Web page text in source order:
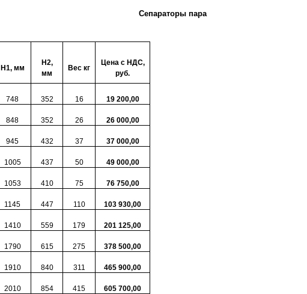
Сепараторы пара
H1, мм
H2,
мм
Вес кг
Цена с НДС,
руб.
748 352 16 19 200,00
848 352 26 26 000,00
945 432 37 37 000,00
1005 437 50 49 000,00
1053 410 75 76 750,00
1145 447 110 103 930,00
1410 559 179 201 125,00
1790 615 275 378 500,00
1910 840 311 465 900,00
2010 854 415 605 700,00